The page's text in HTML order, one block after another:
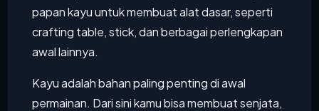
papan kayu untuk membuat alat dasar, seperti
crafting table, stick, dan berbagai perlengkapan
awal lainnya.
Kayu adalah bahan paling penting di awal
permainan. Dari sini kamu bisa membuat senjata,